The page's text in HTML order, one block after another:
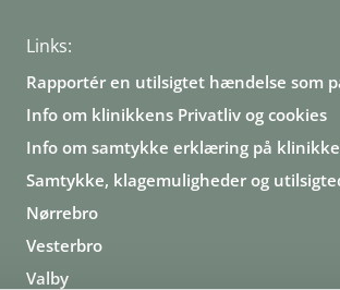
Links:
Rapportér en utilsigtet hændelse som
Info om klinikkens Privatliv og cookies
Info om samtykke erklæring på
Samtykke, klagemuligheder og
Nørrebro
Vesterbro
Valby